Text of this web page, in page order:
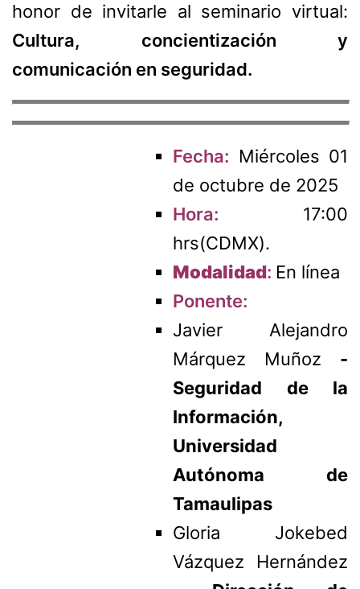
honor de invitarle al seminario virtual:
Cultura, concientización y
comunicación en seguridad.
Fecha: Miércoles 01
de octubre de 2025
Hora: 17:00
hrs(CDMX).
Modalidad: En línea
Ponente:
Javier Alejandro
Márquez Muñoz -
Seguridad de la
Información,
Universidad
Autónoma de
Tamaulipas
Gloria Jokebed
Vázquez Hernández